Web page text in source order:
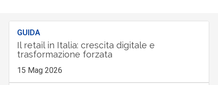
GUIDA
Il retail in Italia: crescita digitale e
trasformazione forzata
15 Mag 2026